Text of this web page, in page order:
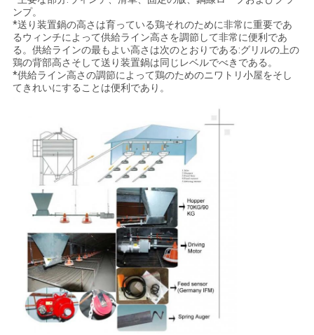
ンプ。
*送り装置鍋の高さは育っている鶏それのために非常に重要であ
るウィンチによって供給ライン高さを調節して非常に便利であ
る。供給ラインの最もよい高さは次のとおりである:グリルの上の
鶏の背部高さそして送り装置鍋は同じレベルでべきである。
*供給ライン高さの調節によって鶏のためのニワトリ小屋をそし
てきれいにすることは便利であり。